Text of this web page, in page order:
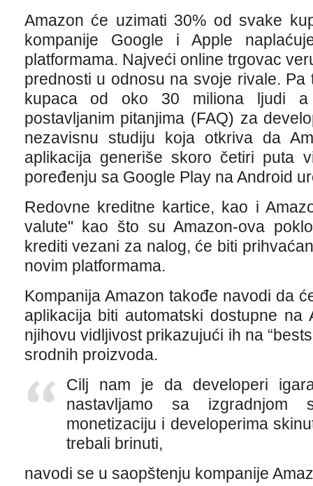
Amazon će uzimati 30% od svake
kompanije Google i Apple
platformama. Najveći online trgovac
prednosti u odnosu na svoje rivale.
kupaca od oko 30 miliona ljudi
postavljanim pitanjima (FAQ) za
nezavisnu studiju koja otkriva da
aplikacija generiše skoro četiri puta
poređenju sa Google Play na Android
Redovne kreditne kartice, kao i
valute" kao što su Amazon-ova
krediti vezani za nalog, će biti
novim platformama.
Kompanija Amazon takođe navodi da
aplikacija biti automatski dostupne na
njihovu vidljivost prikazujući ih na
srodnih proizvoda.
Cilj nam je da developeri
nastavljamo sa
monetizaciju i developerima
trebali brinuti,
navodi se u saopštenju kompanije